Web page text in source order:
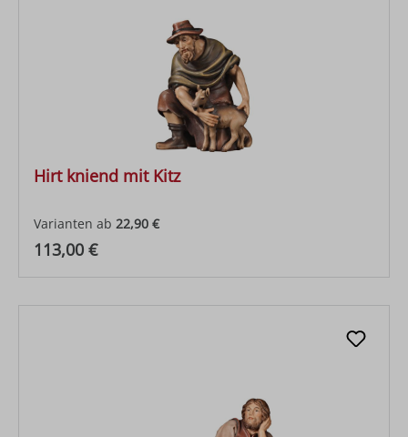
Hirt kniend mit Kitz
Varianten ab 22,90 €
Regulärer Preis:
113,00 €